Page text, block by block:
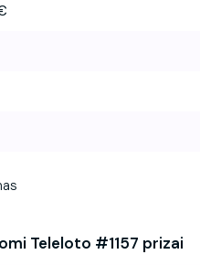
Teleloto #1157 prizai